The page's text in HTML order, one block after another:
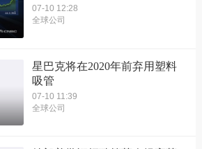
07-10 12:28
全球公司
星巴克将在2020年前弃用塑料
吸管
07-10 11:39
全球公司